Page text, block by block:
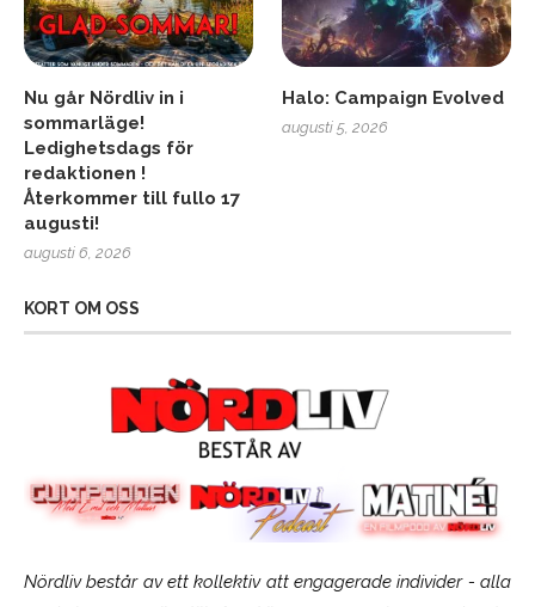
Nu går Nördliv in i
sommarläge!
Ledighetsdags för
redaktionen !
Återkommer till fullo 17
augusti!
augusti 6, 2026
Halo: Campaign Evolved
augusti 5, 2026
KORT OM OSS
Nördliv består av ett kollektiv att engagerade individer - alla